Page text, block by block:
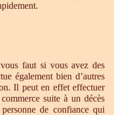
faut si vous avez des
également bien d’autres
Il peut en effet effectuer
suite à un décès
de confiance qui